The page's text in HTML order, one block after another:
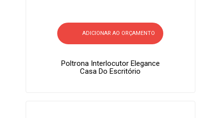
ADICIONAR AO ORÇAMENTO
Poltrona Interlocutor Elegance
Casa Do Escritório